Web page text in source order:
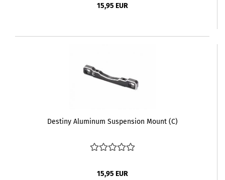
15,95 EUR
Destiny Aluminum Suspension Mount (C)
15,95 EUR